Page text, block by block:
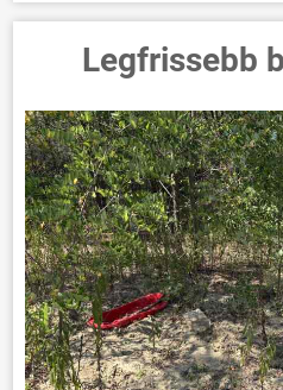
Legfrissebb